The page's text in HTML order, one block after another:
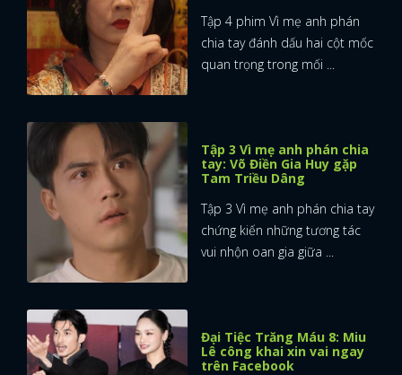
Tập 4 phim Vì mẹ anh phán
chia tay đánh dấu hai cột mốc
quan trọng trong mối ...
Tập 3 Vì mẹ anh phán chia
tay: Võ Điền Gia Huy gặp
Tam Triều Dâng
Tập 3 Vì mẹ anh phán chia tay
chứng kiến những tương tác
vui nhộn oan gia giữa ...
Đại Tiệc Trăng Máu 8: Miu
Lê công khai xin vai ngay
trên Facebook